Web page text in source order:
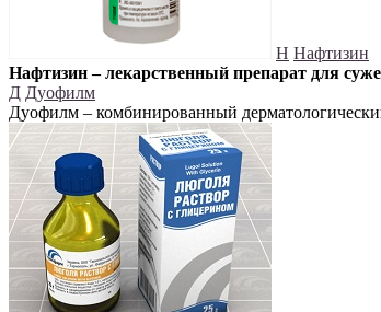
Н Нафтизин
Нафтизин – лекарственный препарат для
Д Дуофилм
Дуофилм – комбинированный